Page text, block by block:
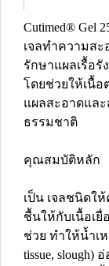
Cutimed® Gel
เจลทำความสะ
รักษาแผลเรื้อ
โดยช่วยให้เนื้
แผลสะอาดแล
ธรรมชาติ
คุณสมบัติหลัก
เป็น เจลชนิดใ
ชื้นให้กับเนื้อเยื่
ช่วย ทำให้น้ำเ
tissue, slough)